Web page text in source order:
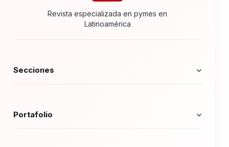
Revista especializada en pymes en
Latinoamérica
Secciones
Portafolio